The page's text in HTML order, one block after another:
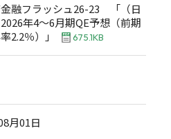
融フラッシュ26-23 「（日
年4～6月期QE予想（前期
2.2％）」
675.1KB
月01日